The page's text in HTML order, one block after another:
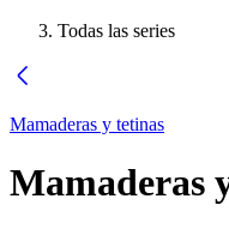
Todas las series
Mamaderas y tetinas
Mamaderas